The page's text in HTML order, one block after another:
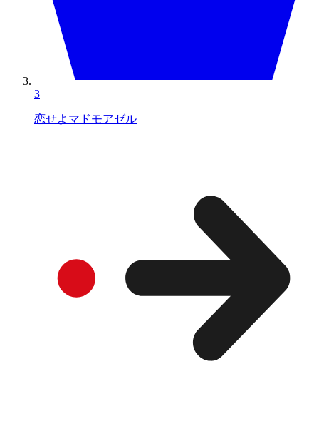
3
恋せよマドモアゼル